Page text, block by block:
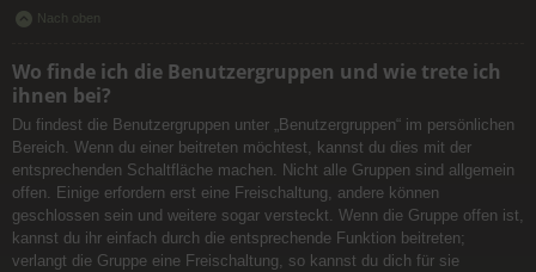
Nach oben
Wo finde ich die Benutzergruppen und wie trete ich
ihnen bei?
Du findest die Benutzergruppen unter „Benutzergruppen“ im persönlichen
Bereich. Wenn du einer beitreten möchtest, kannst du dies mit der
entsprechenden Schaltfläche machen. Nicht alle Gruppen sind allgemein
offen. Einige erfordern erst eine Freischaltung, andere können
geschlossen sein und weitere sogar versteckt. Wenn die Gruppe offen ist,
kannst du ihr einfach durch die entsprechende Funktion beitreten;
verlangt die Gruppe eine Freischaltung, so kannst du dich für sie